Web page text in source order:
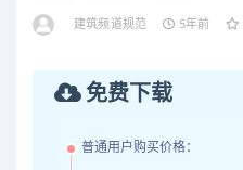
建筑频道规范 5年前
免费下载
普通用户购买价格：